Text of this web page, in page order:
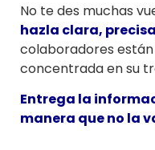
No te des muchas
hazla clara,
colaboradores
concentrada en su
Entrega la
manera que no la